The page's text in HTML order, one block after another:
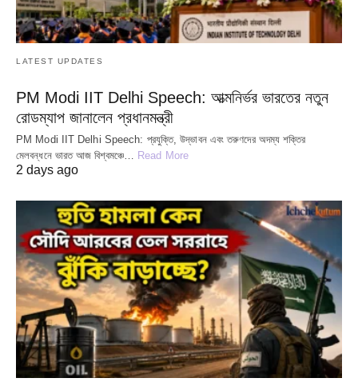
LATEST UPDATES
PM Modi IIT Delhi Speech: আত্মনির্ভর ভারতের নতুন
রোডম্যাপ জানালেন প্রধানমন্ত্রী
PM Modi IIT Delhi Speech: প্রযুক্তি, উদ্ভাবন এবং তরুণদের অদম্য শক্তির
মেলবন্ধনে ভারত আজ বিশ্বমঞ্চে…
Read More
2 days ago